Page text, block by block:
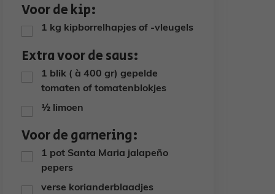
Voor de kip:
▢
1 kg kipborrelhapjes of -vleugels
Extra voor de saus:
▢
1 blik ( à 400 gr) gepelde
tomaten of tomatenblokjes
▢
½ limoen
Voor de garnering:
▢
1 pot Santa Maria jalapeño
pepers
▢
verse korianderblaadjes